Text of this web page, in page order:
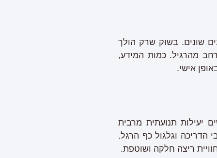
שונים. בשוק שרק הולך
מהרגיל. כמות המידע,
אישי.
יעילות תנועתית מרבית
הדריכה וגלגול כף הרגל.
ריצה חלקה ושוטפת.